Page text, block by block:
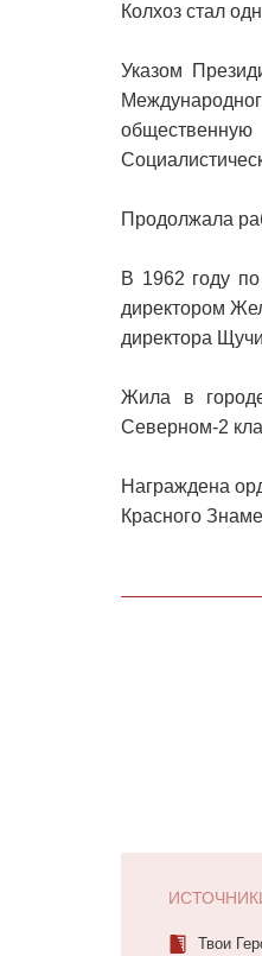
Колхоз стал
Указом
Продолжала
В 1962 году
директором
директора
Жила в
Северном-2
Награждена
Красного
Твои